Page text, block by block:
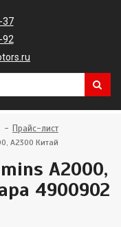
37
92
Прайс-лист
A2300 Китай
A2000,
4900902